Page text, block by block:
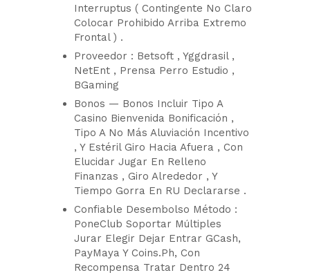
Interruptus ( Contingente No Claro
Colocar Prohibido Arriba Extremo
Frontal ) .
Proveedor : Betsoft , Yggdrasil ,
NetEnt , Prensa Perro Estudio ,
BGaming
Bonos — Bonos Incluir Tipo A
Casino Bienvenida Bonificación ,
Tipo A No Más Aluviación Incentivo
, Y Estéril Giro Hacia Afuera , Con
Elucidar Jugar En Relleno
Finanzas , Giro Alrededor , Y
Tiempo Gorra En RU Declararse .
Confiable Desembolso Método :
PoneClub Soportar Múltiples
Jurar Elegir Dejar Entrar GCash,
PayMaya Y Coins.Ph, Con
Recompensa Tratar Dentro 24